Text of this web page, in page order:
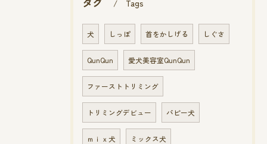
Tags
犬 しっぽ 首をかしげる しぐさ
QunQun 愛犬美容室QunQun
ファーストトリミング
トリミングデビュー パピー犬
ｍｉｘ犬 ミックス犬